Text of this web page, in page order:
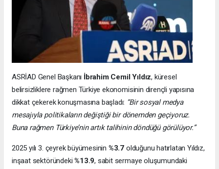
ASRİAD Genel Başkanı İbrahim Cemil Yıldız, küresel
belirsizliklere rağmen Türkiye ekonomisinin dirençli yapısına
dikkat çekerek konuşmasına başladı: “Bir sosyal medya
mesajıyla politikaların değiştiği bir dönemden geçiyoruz.
Buna rağmen Türkiye’nin artık talihinin döndüğü görülüyor.”
2025 yılı 3. çeyrek büyümesinin %3.7 olduğunu hatırlatan Yıldız,
inşaat sektöründeki%13.9, sabit sermaye oluşumundaki